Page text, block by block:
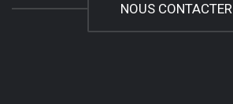
NOUS CONTACTER